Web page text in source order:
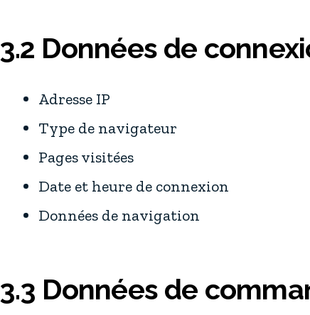
3.2 Données de
Adresse IP
Type de navigateur
Pages visitées
Date et heure de connexion
Données de navigation
3.3 Données de